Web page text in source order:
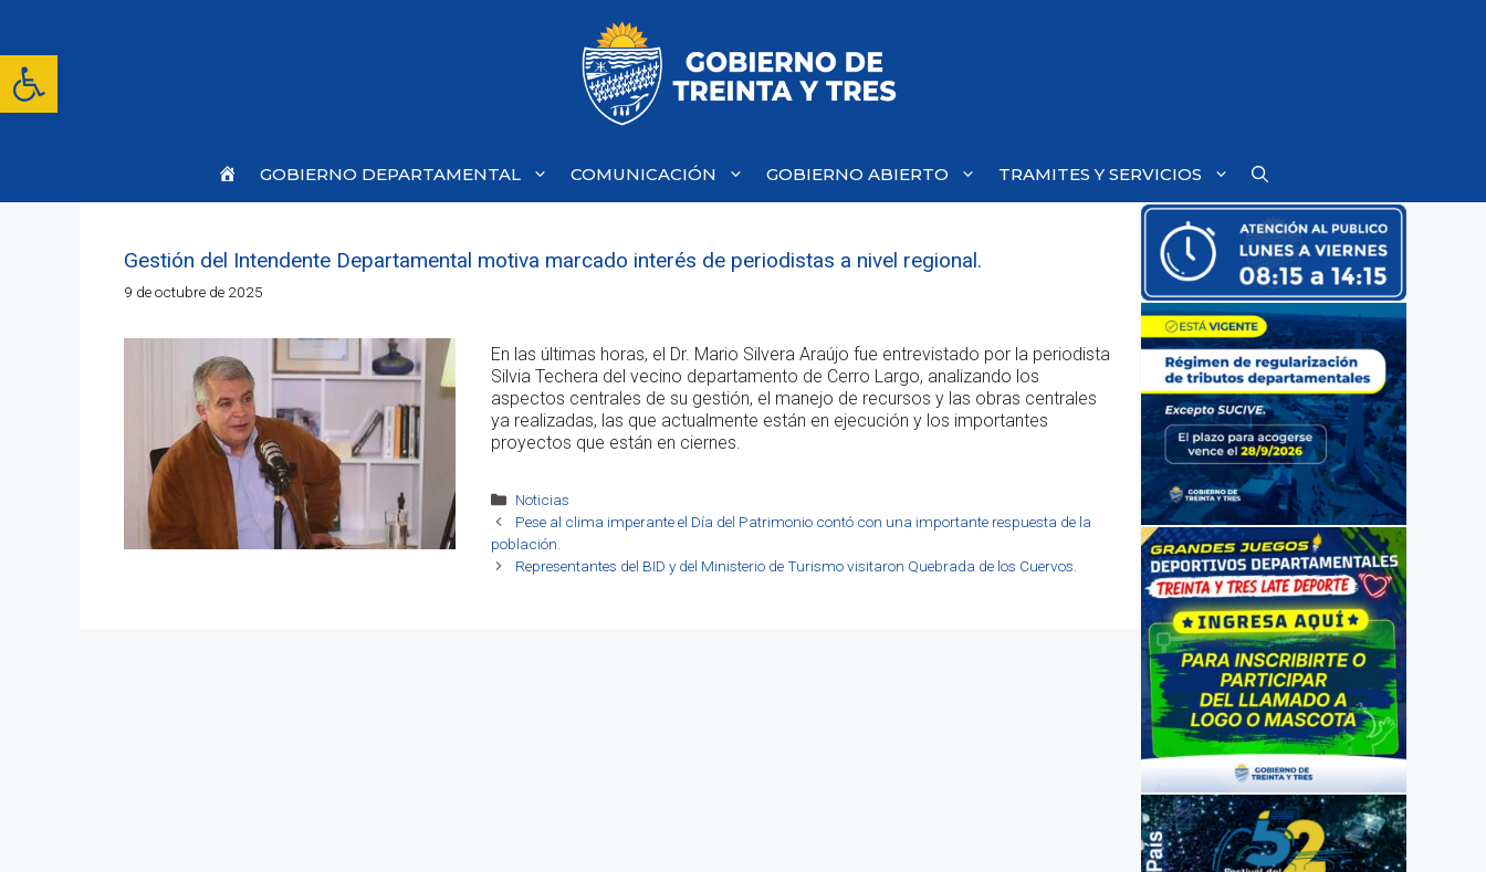
Abrir barra de herramientas
contenido
Inicio
GOBIERNO DEPARTAMENTAL COMUNICACIÓN GOBIERNO ABIERTO TRAMITES Y SERVICIOS
Gestión del Intendente Departamental motiva marcado interés de periodistas a nivel regional.
9 de octubre de 2025
En las últimas horas, el Dr. Mario Silvera Araújo fue entrevistado por la periodista
Silvia Techera del vecino departamento de Cerro Largo, analizando los
aspectos centrales de su gestión, el manejo de recursos y las obras centrales
ya realizadas, las que actualmente están en ejecución y los importantes
proyectos que están en ciernes.
Categorías
Noticias
Pese al clima imperante el Día del Patrimonio contó con una importante respuesta de la
población.
Representantes del BID y del Ministerio de Turismo visitaron Quebrada de los Cuervos.